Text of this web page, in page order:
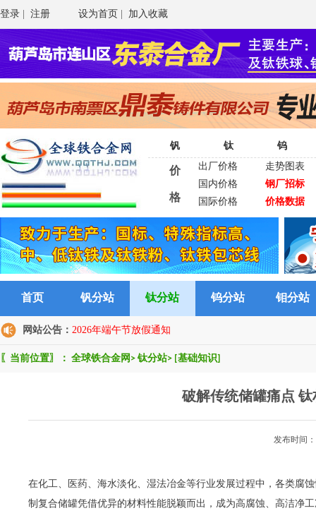
登录 注册 设为首页 加入收藏
钒 钛 钨
价
格
出厂价格
走势图表
国内价格
钢厂招标
国际价格
价格数据
首页 钒分站 钛分站 钨分站 钼分站
网站公告： 2026年端午节放假通知
〖当前位置〗： 全球铁合金网 > 钛分站> [基础知识]
破解传统储罐痛点
发布时间
在化工、医药、海水淡化、湿法冶金等行业发展过程中，各类腐
制复合储罐凭借优异的材料性能脱颖而出，成为高腐蚀、高洁净